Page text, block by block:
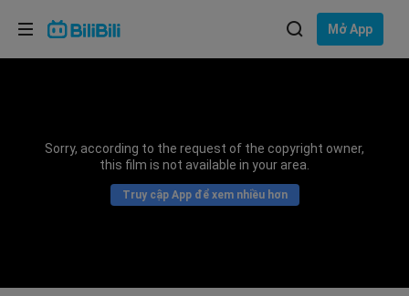
Mở App
Sorry, according to the request of the copyright owner,
this film is not available in your area.
Truy cập App để xem nhiều hơn
Lựa chọn ngôn ngữ
Bahasa Indonesia